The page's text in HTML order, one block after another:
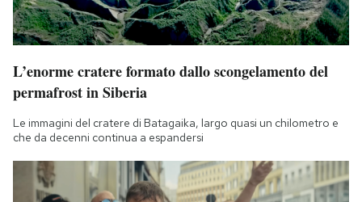
L’enorme cratere formato dallo scongelamento del
permafrost in Siberia
Le immagini del cratere di Batagaika, largo quasi un chilometro e
che da decenni continua a espandersi